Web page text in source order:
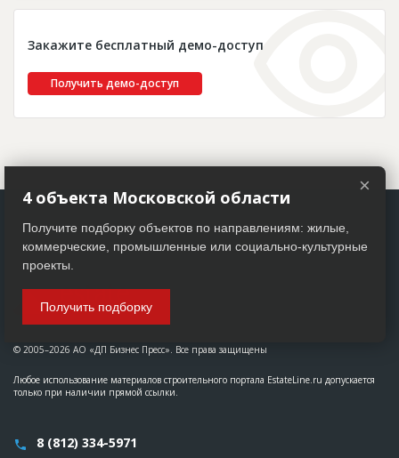
Закажите бесплатный демо-доступ
Получить демо-доступ
© 2005–2026 АО «ДП Бизнес Пресс». Все права защищены
Любое использование материалов строительного портала EstateLine.ru допускается
только при наличии прямой ссылки.
8 (812) 334-5971
×
4 объекта Московской области
Получите подборку объектов по направлениям: жилые,
коммерческие, промышленные или социально-культурные
проекты.
Получить подборку